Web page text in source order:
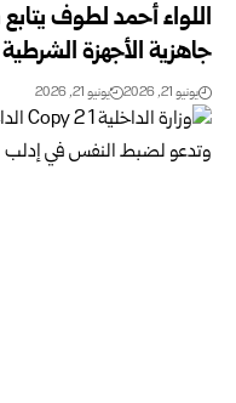
اللواء أحمد لطوف يتابع
جاهزية الأجهزة الشرطية
يونيو 21, 2026 يونيو 21, 2026